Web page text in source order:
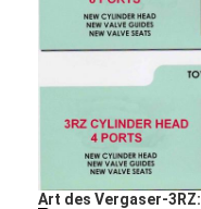
Art des Vergaser-3RZ: